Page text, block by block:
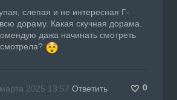
слепая и не интересная Г-
дораму. Какая скучная дорама.
дажа начинать смотреть
2025 13:57 Ответить
0